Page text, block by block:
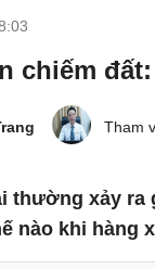
chiếm
Tham
thường xảy ra
nào khi hàng